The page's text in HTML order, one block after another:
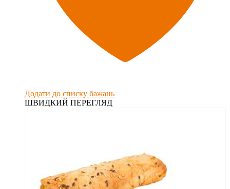
Додати до списку бажань
ШВИДКИЙ ПЕРЕГЛЯД